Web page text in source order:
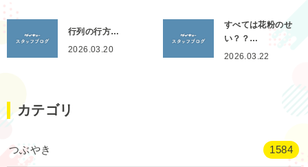
行列の行方…
2026.03.20
すべては花粉のせ
い？？…
2026.03.22
カテゴリ
つぶやき 1584